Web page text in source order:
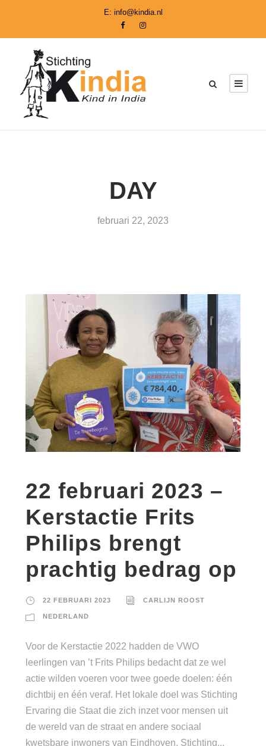
E: info@kindia.nl
DAY
februari 22, 2023
22 februari 2023 –
Kerstactie Frits
Philips brengt
prachtig bedrag op
22 FEBRUARI 2023 CARLIJN ROOST
NEDERLAND
Voor de Kerstactie 2022 hadden de VWO
leerlingen van ’t Frits Philips bedacht dat ze wel
actie wilden voeren voor twee goede doelen: één
dichtbij en één veraf. Het lokale doel was Stichting
Ervaring die Staat die zich inzet voor mensen uit
de wereld van de straat en andere sociaal
kwetsbare inwoners van Eindhoven. Stichting...